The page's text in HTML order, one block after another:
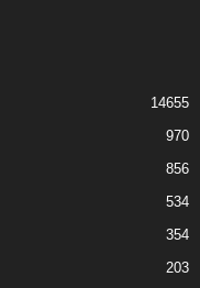
14655
970
856
534
354
203